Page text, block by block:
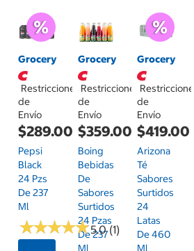
Grocery
Restricciones
de
Envío
$289.00
Pepsi
Black
24 Pzs
De 237
Ml
★★★★★
★★★★★5.0 (1)
Grocery
Restricciones
de
Envío
$359.00
Boing
Bebidas
De
Sabores
Surtidos
24 Pzas
De 237
Ml
Grocery
Restricciones
de
Envío
$419.00
Arizona
Té
Sabores
Surtidos
24
Latas
De 460
Ml